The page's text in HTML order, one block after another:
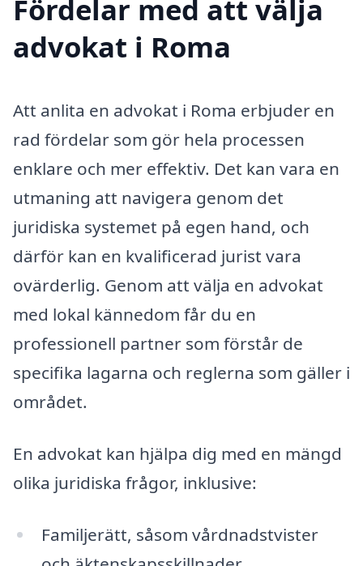
Fördelar med att välja
advokat i Roma
Att anlita en advokat i Roma erbjuder en
rad fördelar som gör hela processen
enklare och mer effektiv. Det kan vara en
utmaning att navigera genom det
juridiska systemet på egen hand, och
därför kan en kvalificerad jurist vara
ovärderlig. Genom att välja en advokat
med lokal kännedom får du en
professionell partner som förstår de
specifika lagarna och reglerna som gäller i
området.
En advokat kan hjälpa dig med en mängd
olika juridiska frågor, inklusive:
Familjerätt, såsom vårdnadstvister